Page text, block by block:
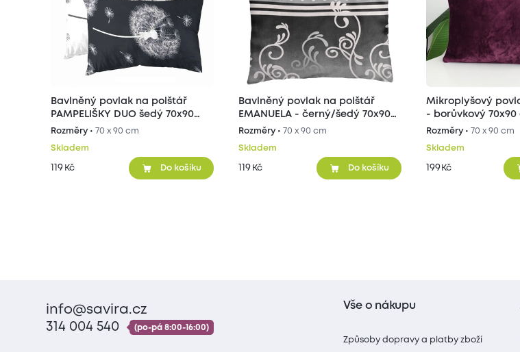
Bavlněný povlak na polštář
PAMPELIŠKY DUO šedý 70x90
cm
Rozměry • 70 x 90 cm
Skladem
119 Kč Do košíku
Bavlněný povlak na polštář
EMANUELA - černý/šedý 70x90
cm
Rozměry • 70 x 90 cm
Skladem
119 Kč Do košíku
Mikroplyšový
- borůvkový 70x90
Rozměry • 70 x 90 cm
Skladem
199 Kč
info@savira.cz
314 004 540
(po-pá 8:00-16:00)
Vše o nákupu
Způsoby dopravy a platby zboží